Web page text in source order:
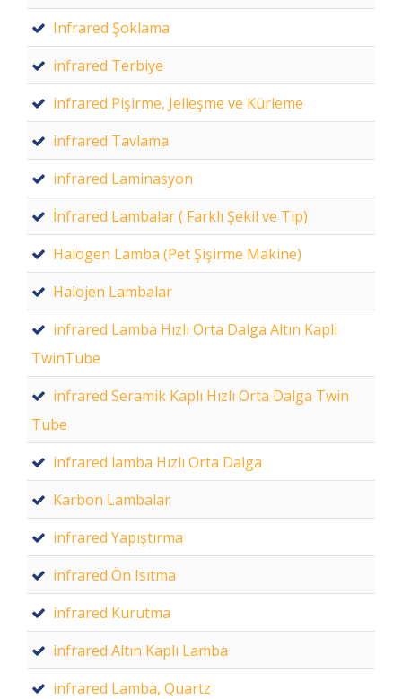
Infrared Şoklama
infrared Terbiye
infrared Pişirme, Jelleşme ve Kürleme
infrared Tavlama
infrared Laminasyon
İnfrared Lambalar ( Farklı Şekil ve Tip)
Halogen Lamba (Pet Şişirme Makine)
Halojen Lambalar
infrared Lamba Hızlı Orta Dalga Altın Kaplı
TwinTube
infrared Seramik Kaplı Hızlı Orta Dalga Twin
Tube
infrared lamba Hızlı Orta Dalga
Karbon Lambalar
infrared Yapıştırma
infrared Ön Isıtma
infrared Kurutma
infrared Altın Kaplı Lamba
infrared Lamba, Quartz